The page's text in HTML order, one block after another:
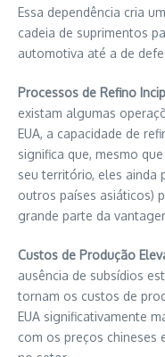
Essa dependência cria
cadeia de suprimentos
automotiva até a de
Processos de Refino
existam algumas
EUA, a capacidade de
significa que, mesmo
seu território, eles ainda
outros países asiáticos)
grande parte da
Custos de Produção
ausência de subsídios
tornam os custos de
EUA significativamente
com os preços chineses